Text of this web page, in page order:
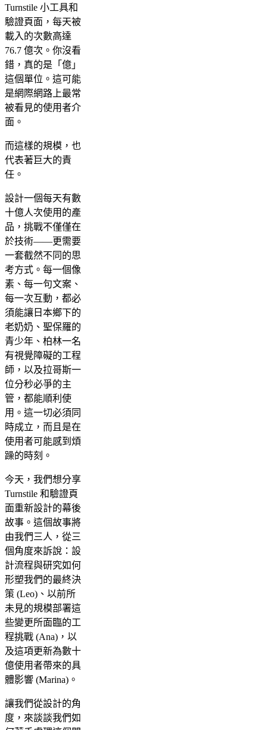
Turnstile 小工具和
驗證頁面，每天被
載入的次數高達
76.7 億次。你沒看
錯，真的是「億」
這個單位。這可能
是網際網路上最常
被看見的使用者介
面。
而這樣的規模，也
代表著巨大的責
任。
設計一個每天有數
十億人次使用的產
品，挑戰不僅僅在
於技術——更需要
一套截然不同的思
考方式。每一個像
素、每一句文案、
每一次互動，都必
須能讓日本鄉下的
老奶奶、聖保羅的
青少年、柏林一名
有視覺障礙的工程
師，以及拉哥斯一
位分秒必爭的主
管，都能順利使
用。這一切必須同
時成立，而且是在
使用者可能感到煩
躁的時刻。
今天，我們想分享
Turnstile 和驗證頁
面重新設計的幕後
故事。這個故事將
由我們三人，從三
個角度來訴說：設
計流程與研究如何
形塑我們的最終決
策 (Leo)、以前所
未見的規模部署這
些變更所面臨的工
程挑戰 (Ana)，以
及這項更新為數十
億使用者帶來的具
體影響 (Marina)。
讓我們從設計的角
度，來談談我們如